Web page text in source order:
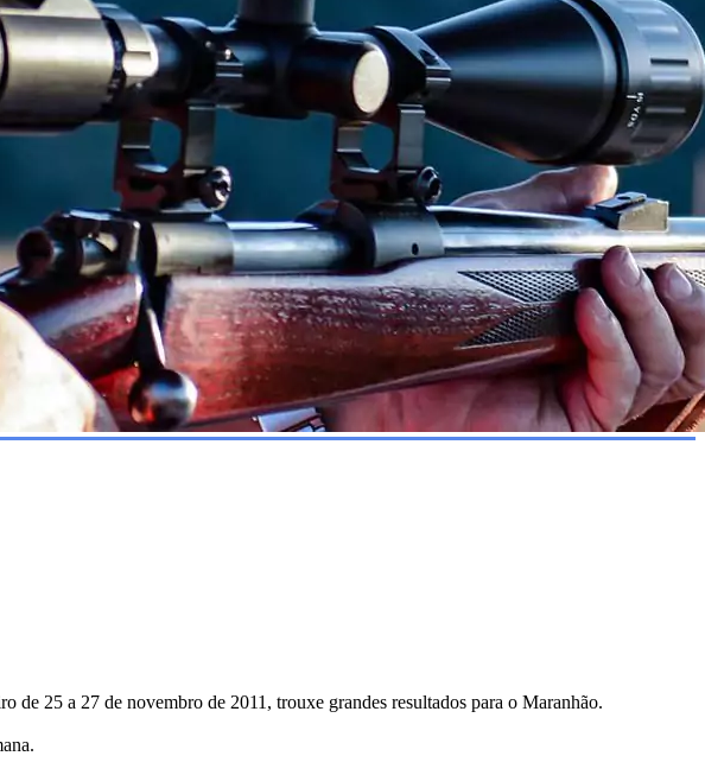
de 25 a 27 de novembro de 2011, trouxe grandes resultados para o Maranhão.